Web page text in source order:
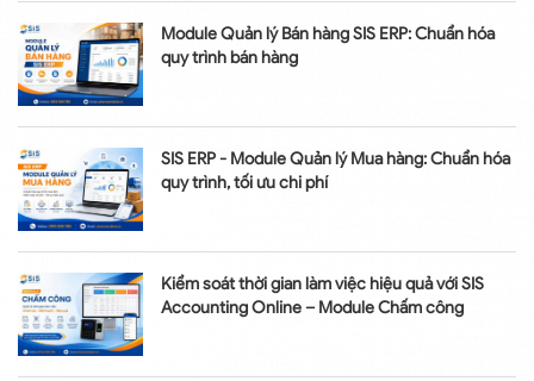
Module Quản lý Bán hàng SIS ERP: Chuẩn hóa
quy trình bán hàng
SIS ERP - Module Quản lý Mua hàng: Chuẩn hóa
quy trình, tối ưu chi phí
Kiểm soát thời gian làm việc hiệu quả với SIS
Accounting Online – Module Chấm công